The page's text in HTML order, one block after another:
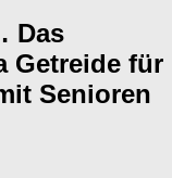
Das
Getreide für
Senioren